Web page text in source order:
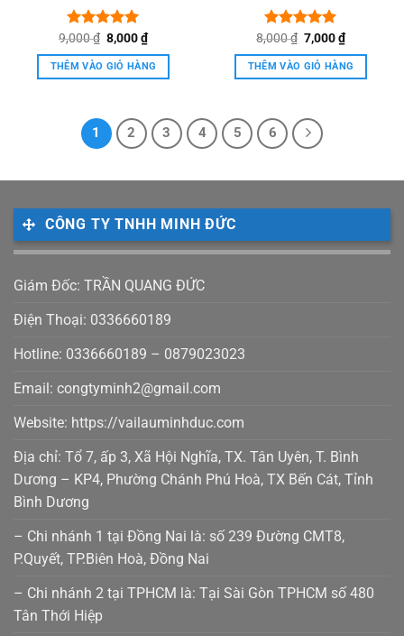
Được xếp
hạng5.00
5 sao
9,000₫ Giá
gốc
là:
9,000 ₫.
8,000₫Giá
hiện
tại
là:
8,000 ₫.
THÊM VÀO GIỎ HÀNG
Được xếp
hạng5.00
5 sao
8,000₫ Giá
gốc
là:
8,000 ₫.
7,000₫Giá
hiện
tại
là:
7,000 ₫.
THÊM VÀO GIỎ HÀNG
1 2 3 4 5 6
CÔNG TY TNHH MINH ĐỨC
Giám Đốc: TRẦN QUANG ĐỨC
Điện Thoại: 0336660189
Hotline: 0336660189 – 0879023023
Email: congtyminh2@gmail.com
Website: https://vailauminhduc.com
Địa chỉ: Tổ 7, ấp 3, Xã Hội Nghĩa, TX. Tân Uyên, T. Bình
Dương – KP4, Phường Chánh Phú Hoà, TX Bến Cát, Tỉnh
Bình Dương
– Chi nhánh 1 tại Đồng Nai là: số 239 Đường CMT8,
P.Quyết, TP.Biên Hoà, Đồng Nai
– Chi nhánh 2 tại TPHCM là: Tại Sài Gòn TPHCM số 480
Tân Thới Hiệp